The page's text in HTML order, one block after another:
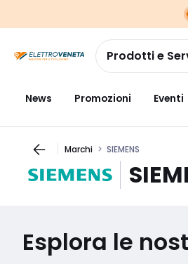
navigazionealla
pagina
Prodotti e
News Promozioni Eventi
Marchi SIEMENS
Esplora le